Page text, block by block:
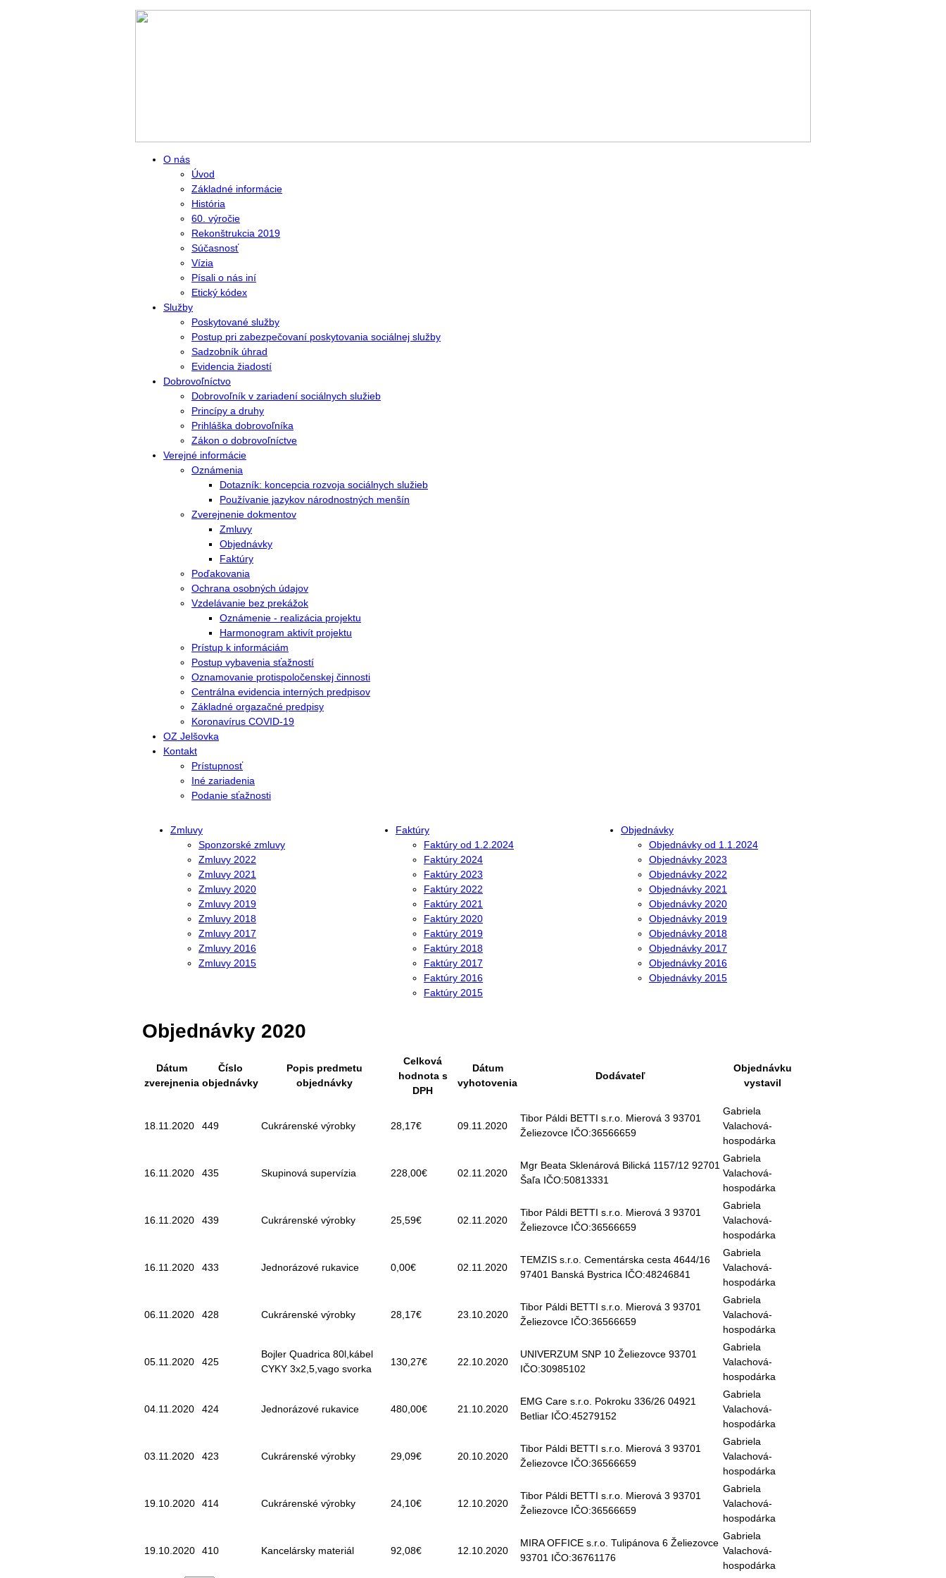
O nás
Úvod
Základné informácie
História
60. výročie
Rekonštrukcia 2019
Súčasnosť
Vízia
Písali o nás iní
Etický kódex
Služby
Poskytované služby
Postup pri zabezpečovaní poskytovania sociálnej služby
Sadzobník úhrad
Evidencia žiadostí
Dobrovoľníctvo
Dobrovoľník v zariadení sociálnych služieb
Princípy a druhy
Prihláška dobrovoľníka
Zákon o dobrovoľníctve
Verejné informácie
Oznámenia
Dotazník: koncepcia rozvoja sociálnych služieb
Používanie jazykov národnostných menšín
Zverejnenie dokmentov
Zmluvy
Objednávky
Faktúry
Poďakovania
Ochrana osobných údajov
Vzdelávanie bez prekážok
Oznámenie - realizácia projektu
Harmonogram aktivít projektu
Prístup k informáciám
Postup vybavenia sťažností
Oznamovanie protispoločenskej činnosti
Centrálna evidencia interných predpisov
Základné orgazačné predpisy
Koronavírus COVID-19
OZ Jelšovka
Kontakt
Prístupnosť
Iné zariadenia
Podanie sťažnosti
Zmluvy
Sponzorské zmluvy
Zmluvy 2022
Zmluvy 2021
Zmluvy 2020
Zmluvy 2019
Zmluvy 2018
Zmluvy 2017
Zmluvy 2016
Zmluvy 2015
Faktúry
Faktúry od 1.2.2024
Faktúry 2024
Faktúry 2023
Faktúry 2022
Faktúry 2021
Faktúry 2020
Faktúry 2019
Faktúry 2018
Faktúry 2017
Faktúry 2016
Faktúry 2015
Objednávky
Objednávky od 1.1.2024
Objednávky 2023
Objednávky 2022
Objednávky 2021
Objednávky 2020
Objednávky 2019
Objednávky 2018
Objednávky 2017
Objednávky 2016
Objednávky 2015
Objednávky 2020
Dátum
zverejnenia
Číslo
objednávky
Popis predmetu
objednávky
Celková
hodnota s
DPH
Dátum
vyhotovenia
Dodávateľ
Objednávku
vystavil
18.11.2020 449 Cukrárenské výrobky 28,17€ 09.11.2020
Tibor Páldi BETTI s.r.o. Mierová 3 93701
Želiezovce IČO:36566659
Gabriela
Valachová-
hospodárka
16.11.2020 435 Skupinová supervízia 228,00€ 02.11.2020
Mgr Beata Sklenárová Bilická 1157/12 92701
Šaľa IČO:50813331
Gabriela
Valachová-
hospodárka
16.11.2020 439 Cukrárenské výrobky 25,59€ 02.11.2020
Tibor Páldi BETTI s.r.o. Mierová 3 93701
Želiezovce IČO:36566659
Gabriela
Valachová-
hospodárka
16.11.2020 433 Jednorázové rukavice 0,00€ 02.11.2020
TEMZIS s.r.o. Cementárska cesta 4644/16
97401 Banská Bystrica IČO:48246841
Gabriela
Valachová-
hospodárka
06.11.2020 428 Cukrárenské výrobky 28,17€ 23.10.2020
Tibor Páldi BETTI s.r.o. Mierová 3 93701
Želiezovce IČO:36566659
Gabriela
Valachová-
hospodárka
05.11.2020 425
Bojler Quadrica 80l,kábel
CYKY 3x2,5,vago svorka
130,27€ 22.10.2020
UNIVERZUM SNP 10 Želiezovce 93701
IČO:30985102
Gabriela
Valachová-
hospodárka
04.11.2020 424 Jednorázové rukavice 480,00€ 21.10.2020
EMG Care s.r.o. Pokroku 336/26 04921
Betliar IČO:45279152
Gabriela
Valachová-
hospodárka
03.11.2020 423 Cukrárenské výrobky 29,09€ 20.10.2020
Tibor Páldi BETTI s.r.o. Mierová 3 93701
Želiezovce IČO:36566659
Gabriela
Valachová-
hospodárka
19.10.2020 414 Cukrárenské výrobky 24,10€ 12.10.2020
Tibor Páldi BETTI s.r.o. Mierová 3 93701
Želiezovce IČO:36566659
Gabriela
Valachová-
hospodárka
19.10.2020 410 Kancelársky materiál 92,08€ 12.10.2020
MIRA OFFICE s.r.o. Tulipánova 6 Želiezovce
93701 IČO:36761176
Gabriela
Valachová-
hospodárka